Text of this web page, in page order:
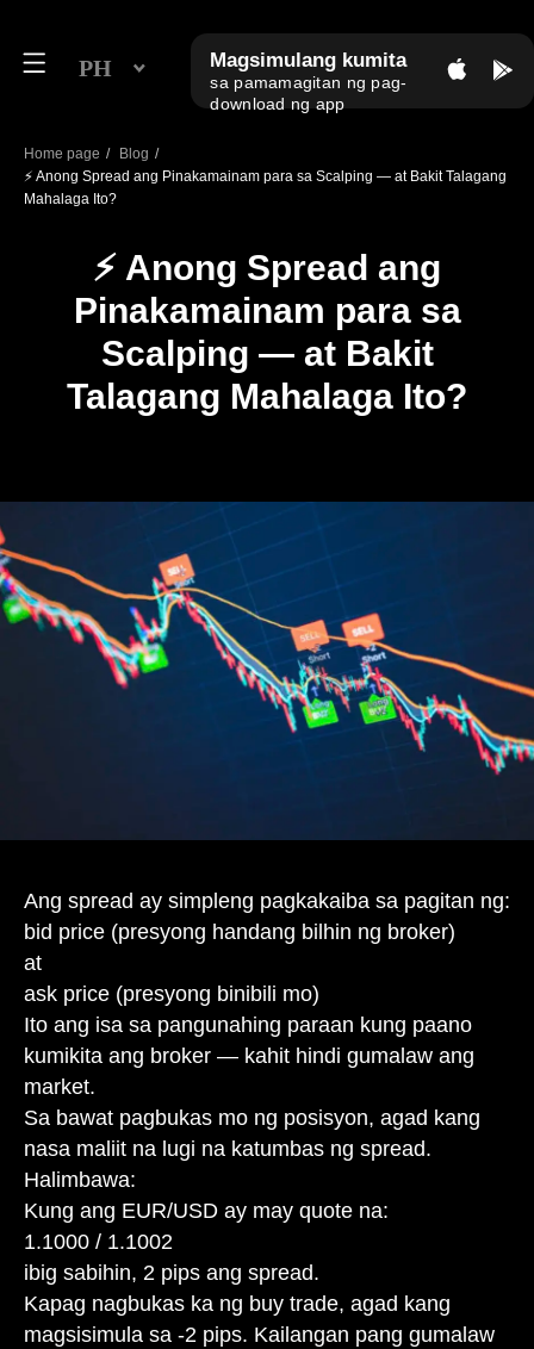
Magsimulang kumita
sa pamamagitan ng pag-
download ng app
Home page / Blog /
⚡ Anong Spread ang Pinakamainam para sa Scalping — at Bakit Talagang
Mahalaga Ito?
⚡ Anong Spread ang
Pinakamainam para sa
Scalping — at Bakit
Talagang Mahalaga Ito?
Ang spread ay simpleng pagkakaiba sa pagitan ng:
bid price (presyong handang bilhin ng broker)
at
ask price (presyong binibili mo)
Ito ang isa sa pangunahing paraan kung paano
kumikita ang broker — kahit hindi gumalaw ang
market.
Sa bawat pagbukas mo ng posisyon, agad kang
nasa maliit na lugi na katumbas ng spread.
Halimbawa:
Kung ang EUR/USD ay may quote na:
1.1000 / 1.1002
ibig sabihin, 2 pips ang spread.
Kapag nagbukas ka ng buy trade, agad kang
magsisimula sa -2 pips. Kailangan pang gumalaw